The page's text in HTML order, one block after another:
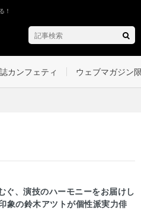
！
カンフェティ ウェブマガジン
ぐ、演技のハーモニーをお届けし
の鈴木アツトが個性派実力俳